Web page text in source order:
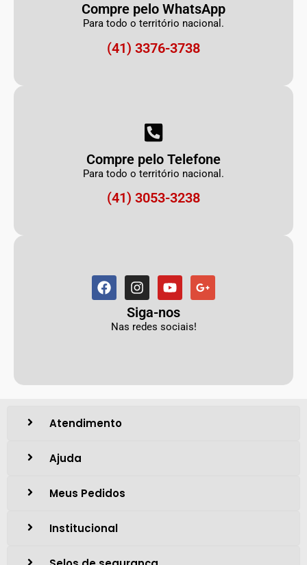
Compre pelo WhatsApp
Para todo o território nacional.
(41) 3376-3738
Compre pelo Telefone
Para todo o território nacional.
(41) 3053-3238
Siga-nos
Nas redes sociais!
Atendimento
Ajuda
Meus Pedidos
Institucional